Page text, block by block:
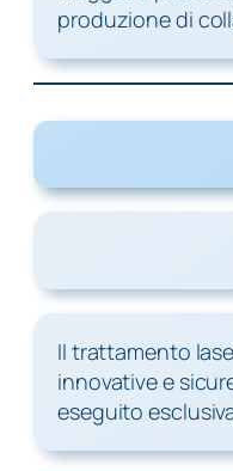
produzione di
Il trattamento
innovative e
eseguito